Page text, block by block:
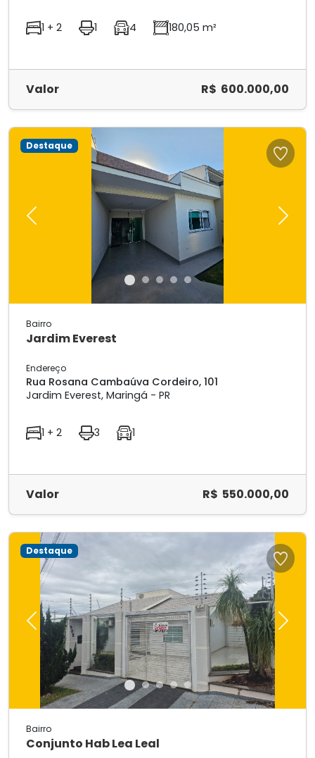
1 + 2 1 4 180,05 m²
Valor R$ 600.000,00
Previous Next
Destaque
Bairro
Jardim Everest
Endereço
Rua Rosana Cambaúva Cordeiro, 101
Jardim Everest, Maringá - PR
1 + 2 3 1
Valor R$ 550.000,00
Previous Next
Destaque
Bairro
Conjunto Hab Lea Leal